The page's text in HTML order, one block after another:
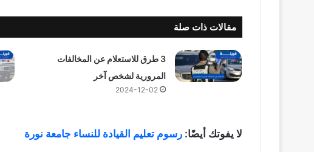
مقالات ذات صلة
3 طرق للاستعلام عن المخالفات
المرورية لشخص آخر
2024-12-02
لا يفوتك أيضًا: رسوم تعليم القيادة للنساء جامعة نورة